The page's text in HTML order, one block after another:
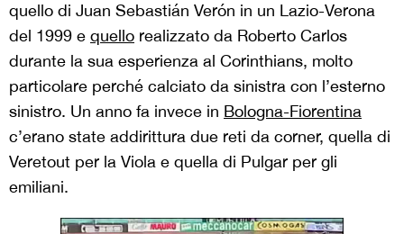
quello di Juan Sebastián Verón in un Lazio-Verona
del 1999 e quello realizzato da Roberto Carlos
durante la sua esperienza al Corinthians, molto
particolare perché calciato da sinistra con l’esterno
sinistro. Un anno fa invece in Bologna-Fiorentina
c’erano state addirittura due reti da corner, quella di
Veretout per la Viola e quella di Pulgar per gli
emiliani.